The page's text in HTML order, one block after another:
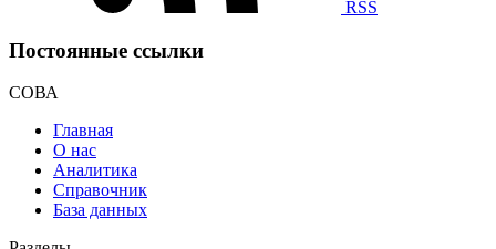
RSS
Постоянные ссылки
СОВА
Главная
О нас
Аналитика
Справочник
База данных